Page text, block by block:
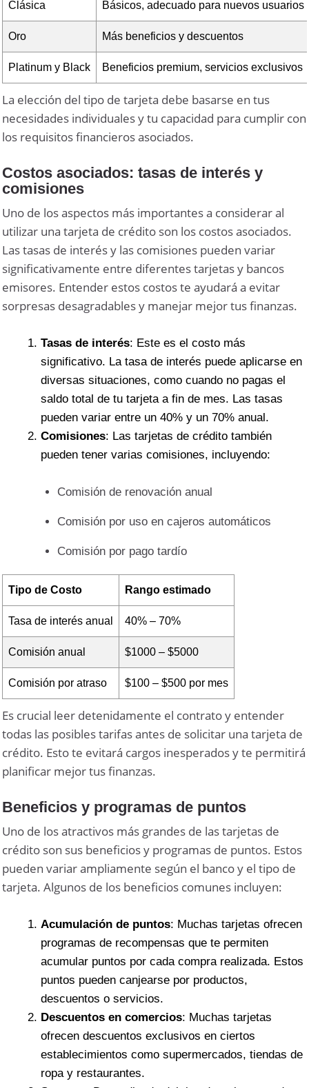
Clásica Básicos, adecuado para nuevos usuarios
Oro Más beneficios y descuentos
Platinum y Black Beneficios premium, servicios exclusivos
La elección del tipo de tarjeta debe basarse en tus
necesidades individuales y tu capacidad para cumplir con
los requisitos financieros asociados.
Costos asociados: tasas de interés y
comisiones
Uno de los aspectos más importantes a considerar al
utilizar una tarjeta de crédito son los costos asociados.
Las tasas de interés y las comisiones pueden variar
significativamente entre diferentes tarjetas y bancos
emisores. Entender estos costos te ayudará a evitar
sorpresas desagradables y manejar mejor tus finanzas.
Tasas de interés: Este es el costo más
significativo. La tasa de interés puede aplicarse en
diversas situaciones, como cuando no pagas el
saldo total de tu tarjeta a fin de mes. Las tasas
pueden variar entre un 40% y un 70% anual.
Comisiones: Las tarjetas de crédito también
pueden tener varias comisiones, incluyendo:
Comisión de renovación anual
Comisión por uso en cajeros automáticos
Comisión por pago tardío
Tipo de Costo Rango estimado
Tasa de interés anual 40% – 70%
Comisión anual $1000 – $5000
Comisión por atraso $100 – $500 por mes
Es crucial leer detenidamente el contrato y entender
todas las posibles tarifas antes de solicitar una tarjeta de
crédito. Esto te evitará cargos inesperados y te permitirá
planificar mejor tus finanzas.
Beneficios y programas de puntos
Uno de los atractivos más grandes de las tarjetas de
crédito son sus beneficios y programas de puntos. Estos
pueden variar ampliamente según el banco y el tipo de
tarjeta. Algunos de los beneficios comunes incluyen:
Acumulación de puntos: Muchas tarjetas ofrecen
programas de recompensas que te permiten
acumular puntos por cada compra realizada. Estos
puntos pueden canjearse por productos,
descuentos o servicios.
Descuentos en comercios: Muchas tarjetas
ofrecen descuentos exclusivos en ciertos
establecimientos como supermercados, tiendas de
ropa y restaurantes.